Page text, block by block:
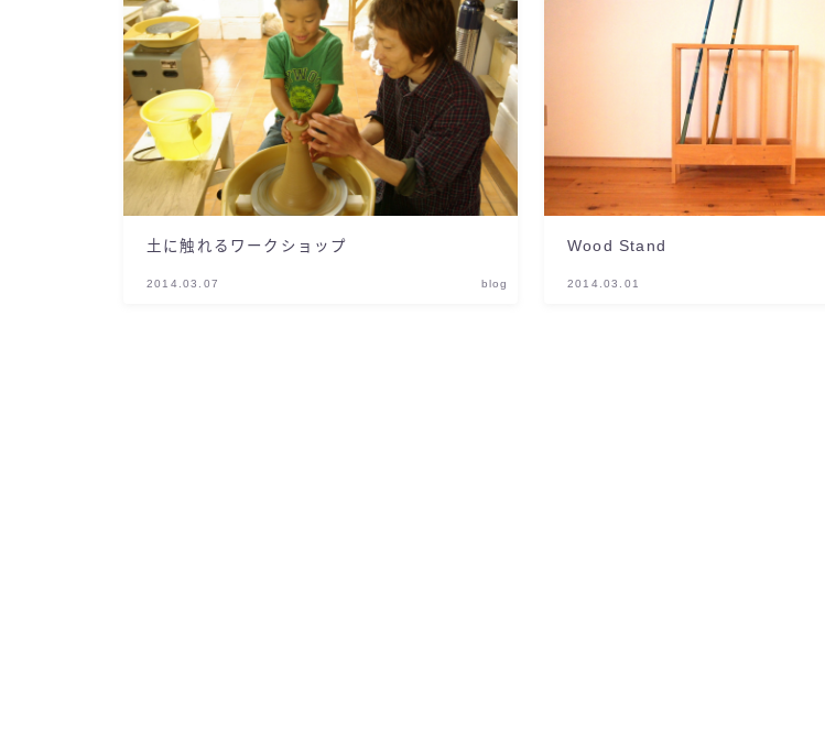
土に触れるワークショップ
2014.03.07 blog
Wood Stand
2014.03.01